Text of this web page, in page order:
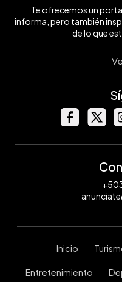
Te ofrecemos un
informa, pero también
de lo que
Inicio
Entretenimiento